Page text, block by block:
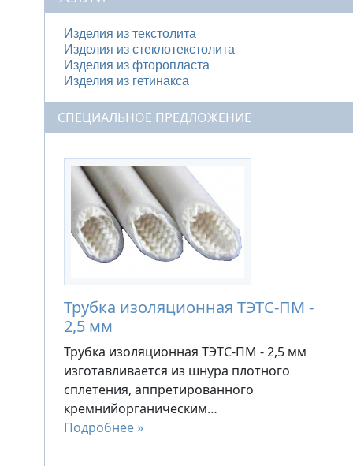
Изделия из текстолита
Изделия из стеклотекстолита
Изделия из фторопласта
Изделия из гетинакса
СПЕЦИАЛЬНОЕ ПРЕДЛОЖЕНИЕ
Трубка изоляционная ТЭТС-ПМ -
2,5 мм
Трубка изоляционная ТЭТС-ПМ - 2,5 мм
изготавливается из шнура плотного
сплетения, аппретированного
кремнийорганическим…
Подробнее »